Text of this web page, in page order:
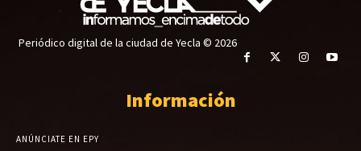
Periódico digital de la ciudad de Yecla © 2026
Información
ANÚNCIATE EN EPY